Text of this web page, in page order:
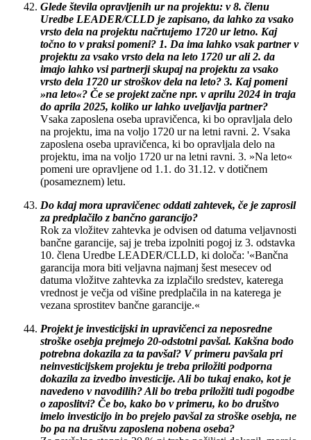
Glede števila opravljenih ur na projektu: v 8. členu
Uredbe LEADER/CLLD je zapisano, da lahko za vsako
vrsto dela na projektu načrtujemo 1720 ur letno. Kaj
točno to v praksi pomeni? 1. Da ima lahko vsak partner v
projektu za vsako vrsto dela na leto 1720 ur ali 2. da
imajo lahko vsi partnerji skupaj na projektu za vsako
vrsto dela 1720 ur stroškov dela na leto? 3. Kaj pomeni
»na leto«? Če se projekt začne npr. v aprilu 2024 in traja
do aprila 2025, koliko ur lahko uveljavlja partner?
Vsaka zaposlena oseba upravičenca, ki bo opravljala delo
na projektu, ima na voljo 1720 ur na letni ravni. 2. Vsaka
zaposlena oseba upravičenca, ki bo opravljala delo na
projektu, ima na voljo 1720 ur na letni ravni. 3. »Na leto«
pomeni ure opravljene od 1.1. do 31.12. v dotičnem
(posameznem) letu.
Do kdaj mora upravičenec oddati zahtevek, če je zaprosil
za predplačilo z bančno garancijo?
Rok za vložitev zahtevka je odvisen od datuma veljavnosti
bančne garancije, saj je treba izpolniti pogoj iz 3. odstavka
10. člena Uredbe LEADER/CLLD, ki določa: '«Bančna
garancija mora biti veljavna najmanj šest mesecev od
datuma vložitve zahtevka za izplačilo sredstev, katerega
vrednost je večja od višine predplačila in na katerega je
vezana sprostitev bančne garancije.«
Projekt je investicijski in upravičenci za neposredne
stroške osebja prejmejo 20-odstotni pavšal. Kakšna bodo
potrebna dokazila za ta pavšal? V primeru pavšala pri
neinvesticijskem projektu je treba priložiti podporna
dokazila za izvedbo investicije. Ali bo tukaj enako, kot je
navedeno v navodilih? Ali bo treba priložiti tudi pogodbe
o zaposlitvi? Če bo, kako bo v primeru, ko bo društvo
imelo investicijo in bo prejelo pavšal za stroške osebja, ne
bo pa na društvu zaposlena nobena oseba?